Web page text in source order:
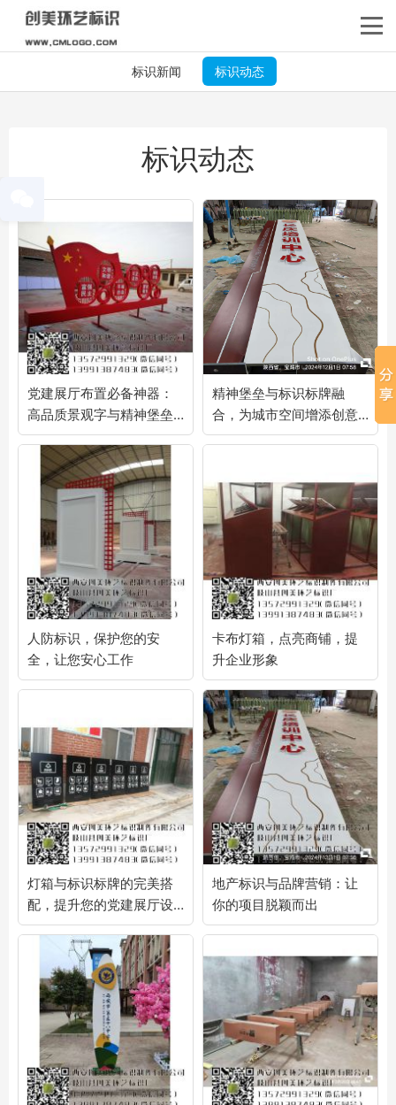
标识新闻 标识动态
标识动态
党建展厅布置必备神器：
高品质景观字与精神堡垒
设计指南！
精神堡垒与标识标牌融
合，为城市空间增添创意
与功能性！
人防标识，保护您的安
全，让您安心工作
卡布灯箱，点亮商铺，提
升企业形象
灯箱与标识标牌的完美搭
配，提升您的党建展厅设
计品质
地产标识与品牌营销：让
你的项目脱颖而出